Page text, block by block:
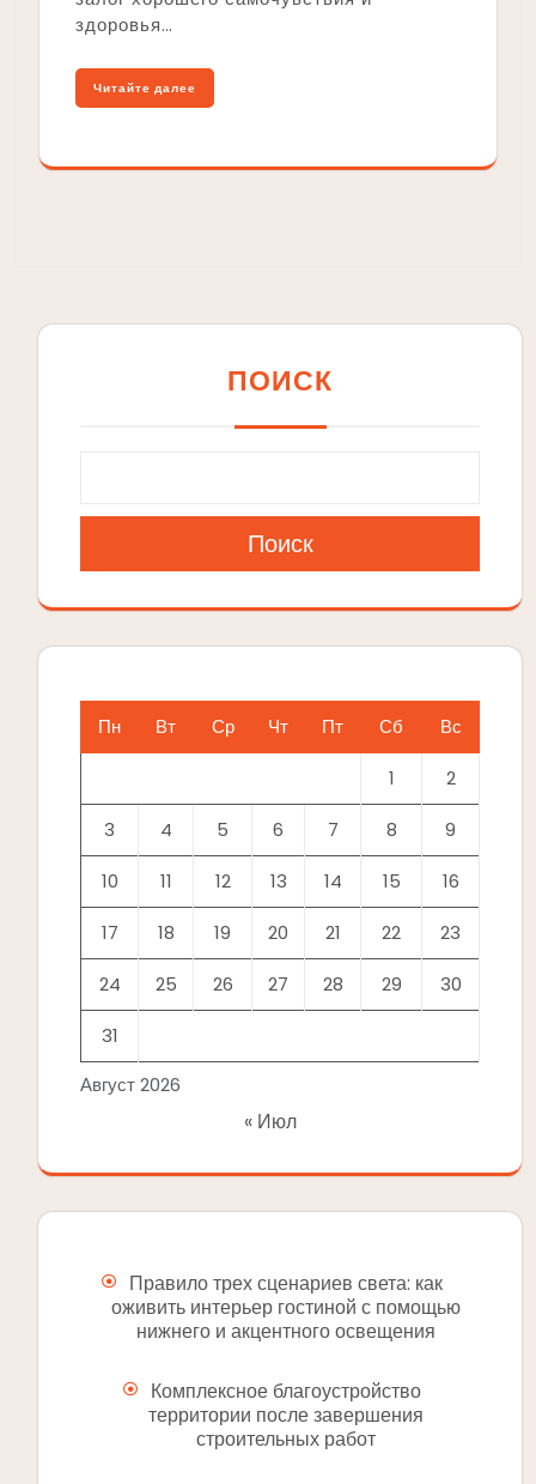
здоровья…
Читайте далее
ПОИСК
Поиск
Август 2026
Пн Вт Ср Чт Пт Сб Вс
1 2
3 4 5 6 7 8 9
10 11 12 13 14 15 16
17 18 19 20 21 22 23
24 25 26 27 28 29 30
31
« Июл
Правило трех сценариев света: как
оживить интерьер гостиной с помощью
нижнего и акцентного освещения
Комплексное благоустройство
территории после завершения
строительных работ